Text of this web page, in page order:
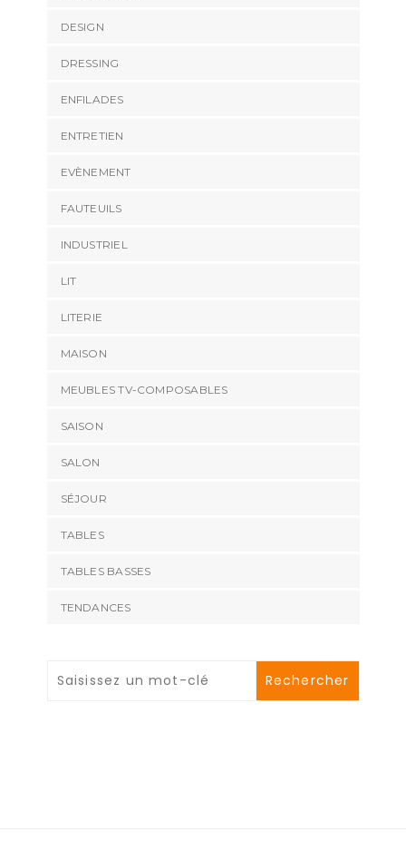
DESIGN
DRESSING
ENFILADES
ENTRETIEN
EVÈNEMENT
FAUTEUILS
INDUSTRIEL
LIT
LITERIE
MAISON
MEUBLES TV-COMPOSABLES
SAISON
SALON
SÉJOUR
TABLES
TABLES BASSES
TENDANCES